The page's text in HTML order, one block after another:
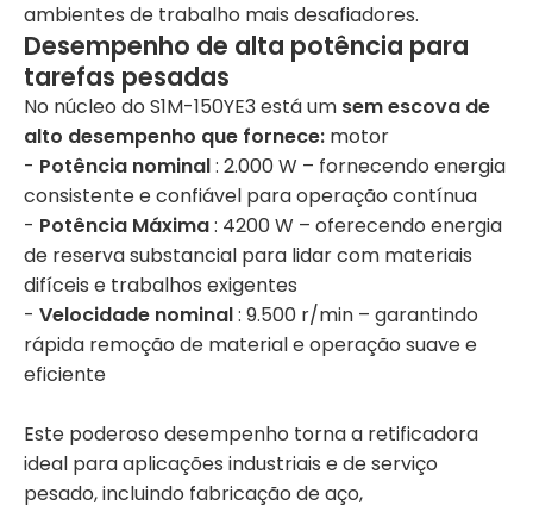
ambientes de trabalho mais desafiadores.
Desempenho de alta potência para
tarefas pesadas
No núcleo do S1M-150YE3 está um sem escova de
alto desempenho que fornece: motor
- Potência nominal: 2.000 W – fornecendo energia
consistente e confiável para operação contínua
- Potência Máxima: 4200 W – oferecendo energia
de reserva substancial para lidar com materiais
difíceis e trabalhos exigentes
- Velocidade nominal: 9.500 r/min – garantindo
rápida remoção de material e operação suave e
eficiente
Este poderoso desempenho torna a retificadora
ideal para aplicações industriais e de serviço
pesado, incluindo fabricação de aço,